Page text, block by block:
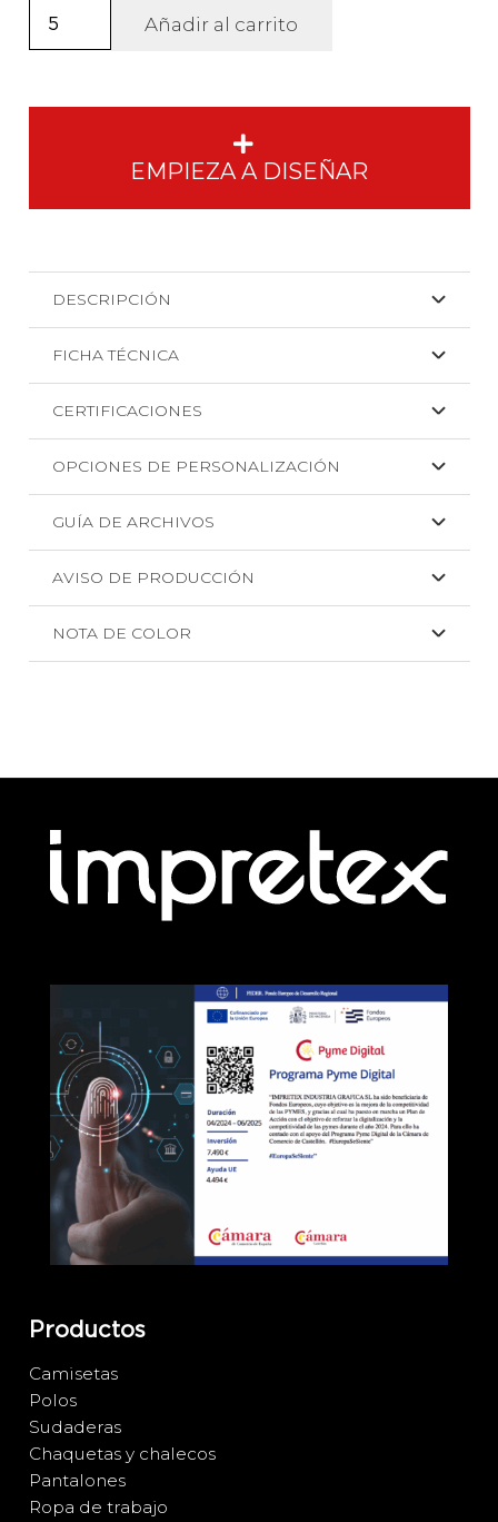
Sudadera
cantidad
Añadir al carrito
EMPIEZA A DISEÑAR
DESCRIPCIÓN
FICHA TÉCNICA
CERTIFICACIONES
OPCIONES DE PERSONALIZACIÓN
GUÍA DE ARCHIVOS
AVISO DE PRODUCCIÓN
NOTA DE COLOR
Productos
Camisetas
Polos
Sudaderas
Chaquetas y chalecos
Pantalones
Ropa de trabajo